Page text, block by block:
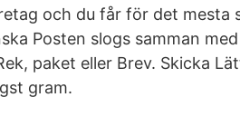
och du får för det mesta
Posten slogs samman
paket eller Brev. Skicka
gram.